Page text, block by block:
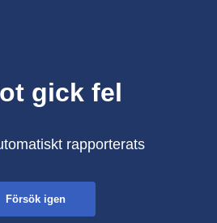
gick fel
rapporterats
Försök igen